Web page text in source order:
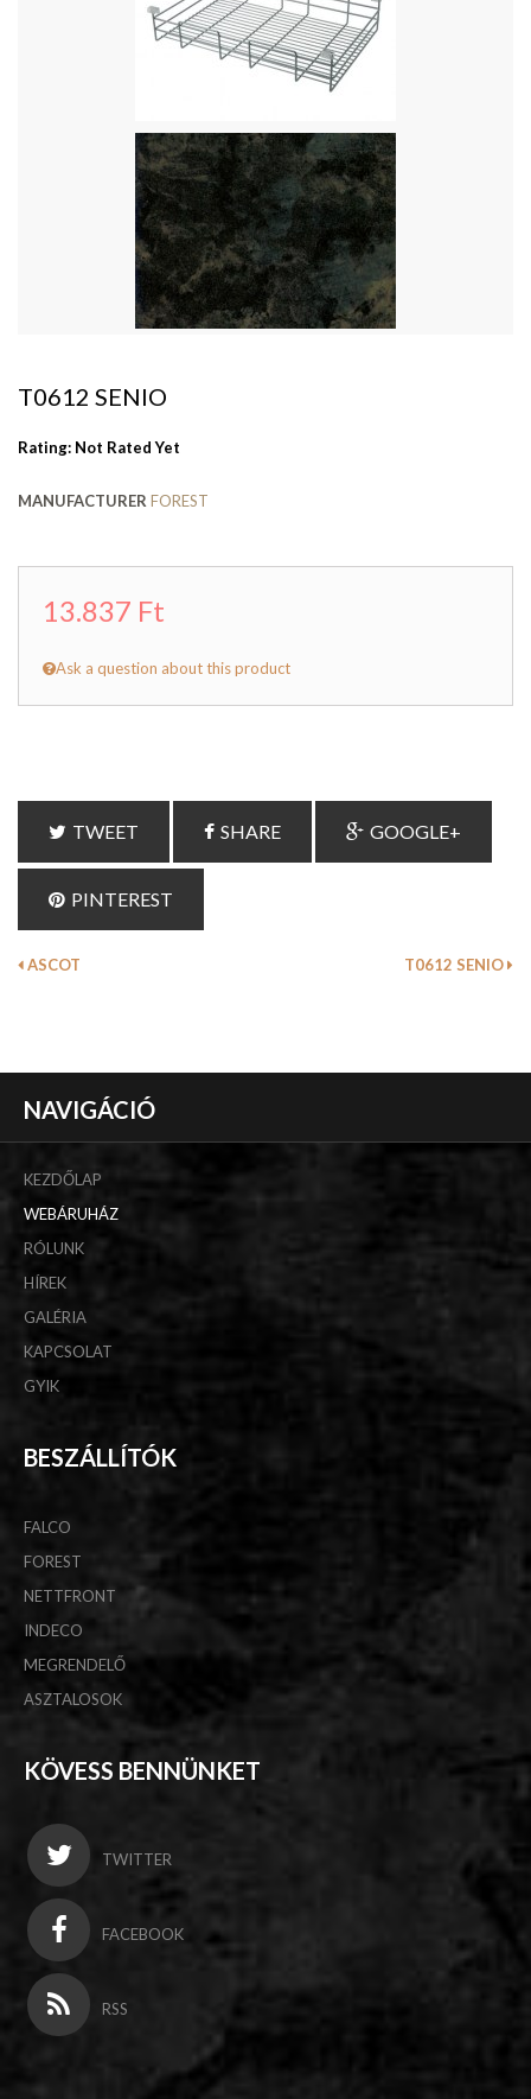
T0612 SENIO
Rating: Not Rated Yet
MANUFACTURERFOREST
13.837 Ft
Ask a question about this product
TWEET SHARE GOOGLE+
PINTEREST
ASCOT T0612 SENIO
NAVIGÁCIÓ
KEZDŐLAP
WEBÁRUHÁZ
RÓLUNK
HÍREK
GALÉRIA
KAPCSOLAT
GYIK
BESZÁLLÍTÓK
FALCO
FOREST
NETTFRONT
INDECO
MEGRENDELŐ
ASZTALOSOK
KÖVESS BENNÜNKET
TWITTER
FACEBOOK
RSS